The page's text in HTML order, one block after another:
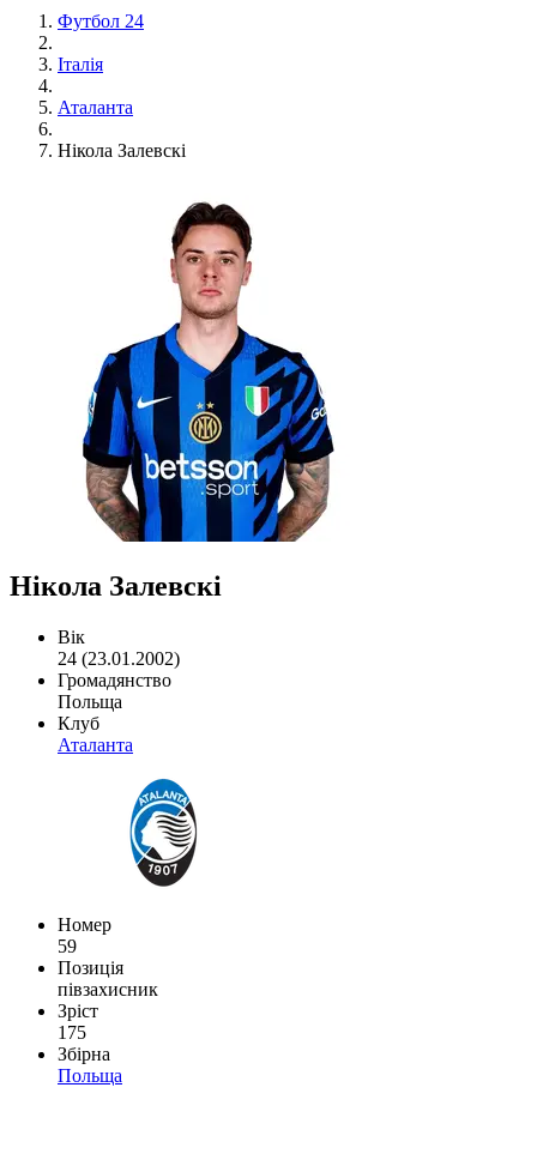
Футбол 24
Італія
Аталанта
Нікола Залевскі
Нікола Залевскі
Вік
24 (23.01.2002)
Громадянство
Польща
Клуб
Аталанта
Номер
59
Позиція
півзахисник
Зріст
175
Збірна
Польща